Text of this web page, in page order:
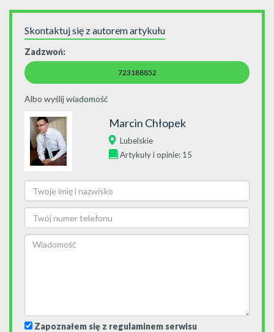
Skontaktuj się z autorem artykułu
Zadzwoń:
723188852
Albo wyślij wiadomość
Marcin Chłopek
Lubelskie
Artykuły i opinie: 15
Zapoznałem się z regulaminem serwisu